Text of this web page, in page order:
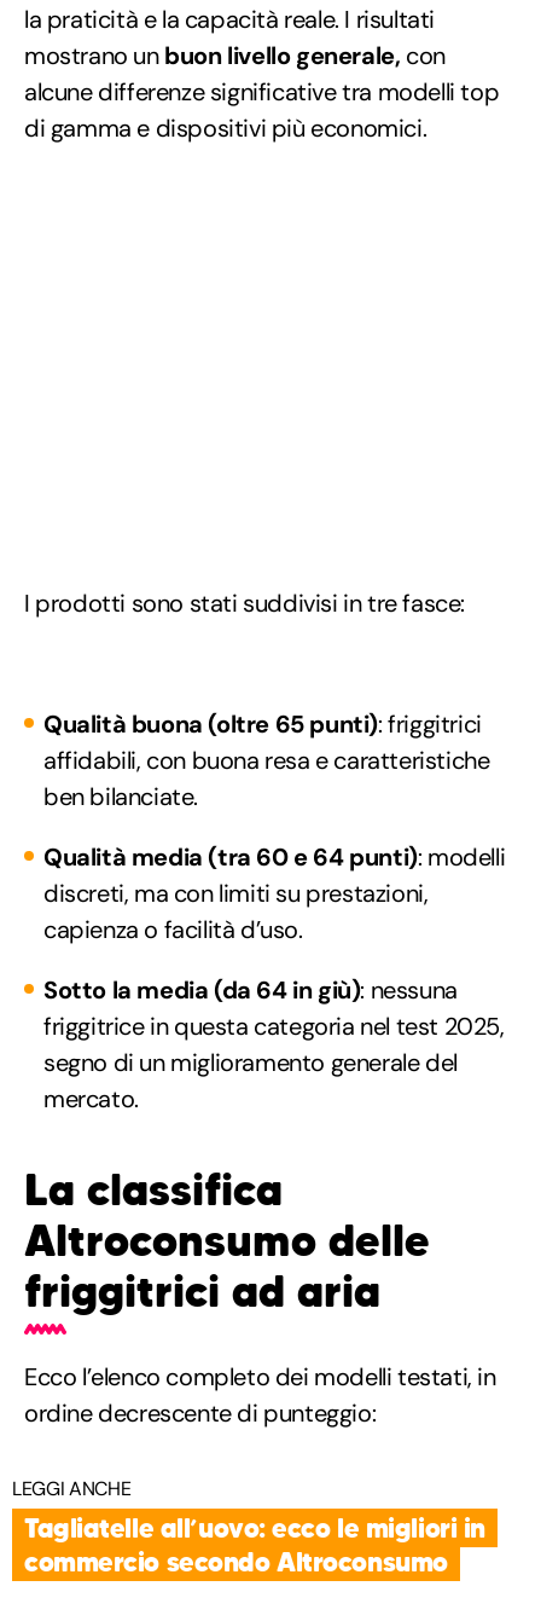
la praticità e la capacità reale. I risultati
mostrano unbuon livello generale, con
alcune differenze significative tra modelli top
di gamma e dispositivi più economici.
I prodotti sono stati suddivisi in tre fasce:
Qualità buona (oltre 65 punti): friggitrici
affidabili, con buona resa e caratteristiche
ben bilanciate.
Qualità media (tra 60 e 64 punti): modelli
discreti, ma con limiti su prestazioni,
capienza o facilità d’uso.
Sotto la media (da 64 in giù): nessuna
friggitrice in questa categoria nel test 2025,
segno di un miglioramento generale del
mercato.
La classifica
Altroconsumo delle
friggitrici ad aria
Ecco l’elenco completo dei modelli testati, in
ordine decrescente di punteggio:
LEGGI ANCHE
Tagliatelle all’uovo: ecco le migliori in
commercio secondo Altroconsumo